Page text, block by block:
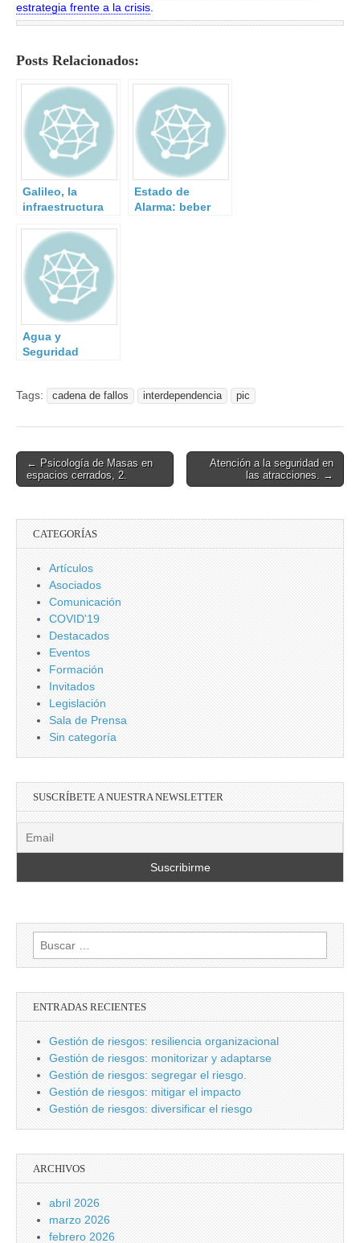
estrategia frente a la crisis
Posts Relacionados:
Galileo, la
infraestructura
caída del
servicio.
Estado de
Alarma: beber
Agua y
Seguridad
Tags: cadena de fallos interdependencia pic
Post
navigation
← Psicología de Masas en
espacios cerrados, 2.
Atención a la seguridad en
las atracciones. →
CATEGORÍAS
Artículos
Asociados
Comunicación
COVID'19
Destacados
Eventos
Formación
Invitados
Legislación
Sala de Prensa
Sin categoría
SUSCRÍBETE A NUESTRA NEWSLETTER
Buscar:
ENTRADAS RECIENTES
Gestión de riesgos: resiliencia organizacional
Gestión de riesgos: monitorizar y adaptarse
Gestión de riesgos: segregar el riesgo.
Gestión de riesgos: mitigar el impacto
Gestión de riesgos: diversificar el riesgo
ARCHIVOS
abril 2026
marzo 2026
febrero 2026